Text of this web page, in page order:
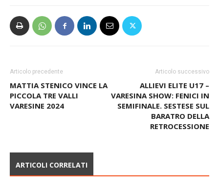
Articolo precedente
MATTIA STENICO VINCE LA
PICCOLA TRE VALLI
VARESINE 2024
Articolo successivo
ALLIEVI ELITE U17 –
VARESINA SHOW: FENICI IN
SEMIFINALE. SESTESE SUL
BARATRO DELLA
RETROCESSIONE
ARTICOLI CORRELATI